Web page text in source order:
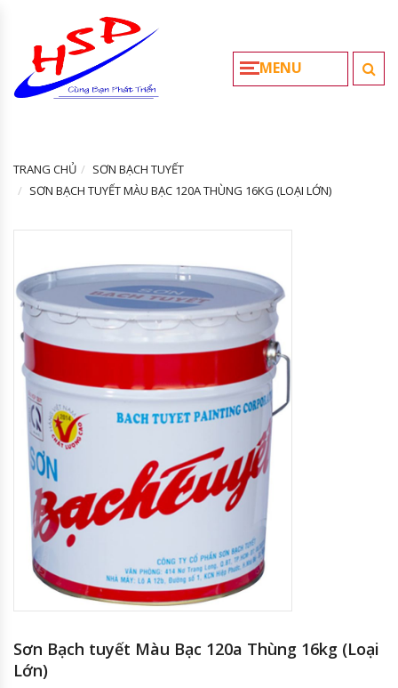
MENU
TRANG CHỦ
SƠN BẠCH TUYẾT
SƠN BẠCH TUYẾT MÀU BẠC 120A THÙNG 16KG (LOẠI LỚN)
Sơn Bạch tuyết Màu Bạc 120a Thùng 16kg (Loại
Lớn)